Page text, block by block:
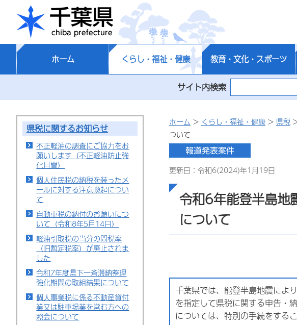
千葉県
ホーム くらし・福祉・健康 教育・文化・スポーツ
サイト内検索
県税に関するお知らせ
不正軽油の調査にご協力をお
願いします（不正軽油防止強
化月間）
個人住民税の納税を装ったメ
ールに対する注意喚起につい
て
自動車税の納付のお願いにつ
いて（令和8年5月14日）
軽油引取税の当分の間税率
（旧暫定税率）が廃止されま
した
令和7年度県下一斉滞納整理
強化期間の取組結果について
個人事業税に係る不動産貸付
業又は駐車場業を営む方への
照会について
ホーム > くらし・福祉・健康 > 県税
ついて
更新日：令和6(2024)年1月19日
令和6年能登半島地
について
千葉県では、能登半島地震によ
を指定して県税に関する申告・
については、特別の手続をする